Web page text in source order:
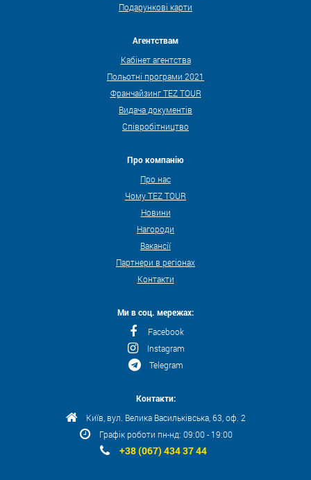
Подарункові карти
Агентствам
Кабінет агентства
Польотні програми 2021
Франчайзинг TEZ TOUR
Видача документів
Співробітництво
Про компанію
Про нас
Чому TEZ TOUR
Новини
Нагороди
Вакансії
Партнери в регіонах
Контакти
Ми в соц. мережах:
Facebook
Instagram
Telegram
Контакти:
Київ, вул. Велика Васильківська, 63, оф. 2
Графік роботи пн-нд: 09:00 - 19:00
+38 (067) 434 37 44